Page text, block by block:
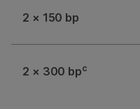
2 × 150 bp
2 × 300 bpc